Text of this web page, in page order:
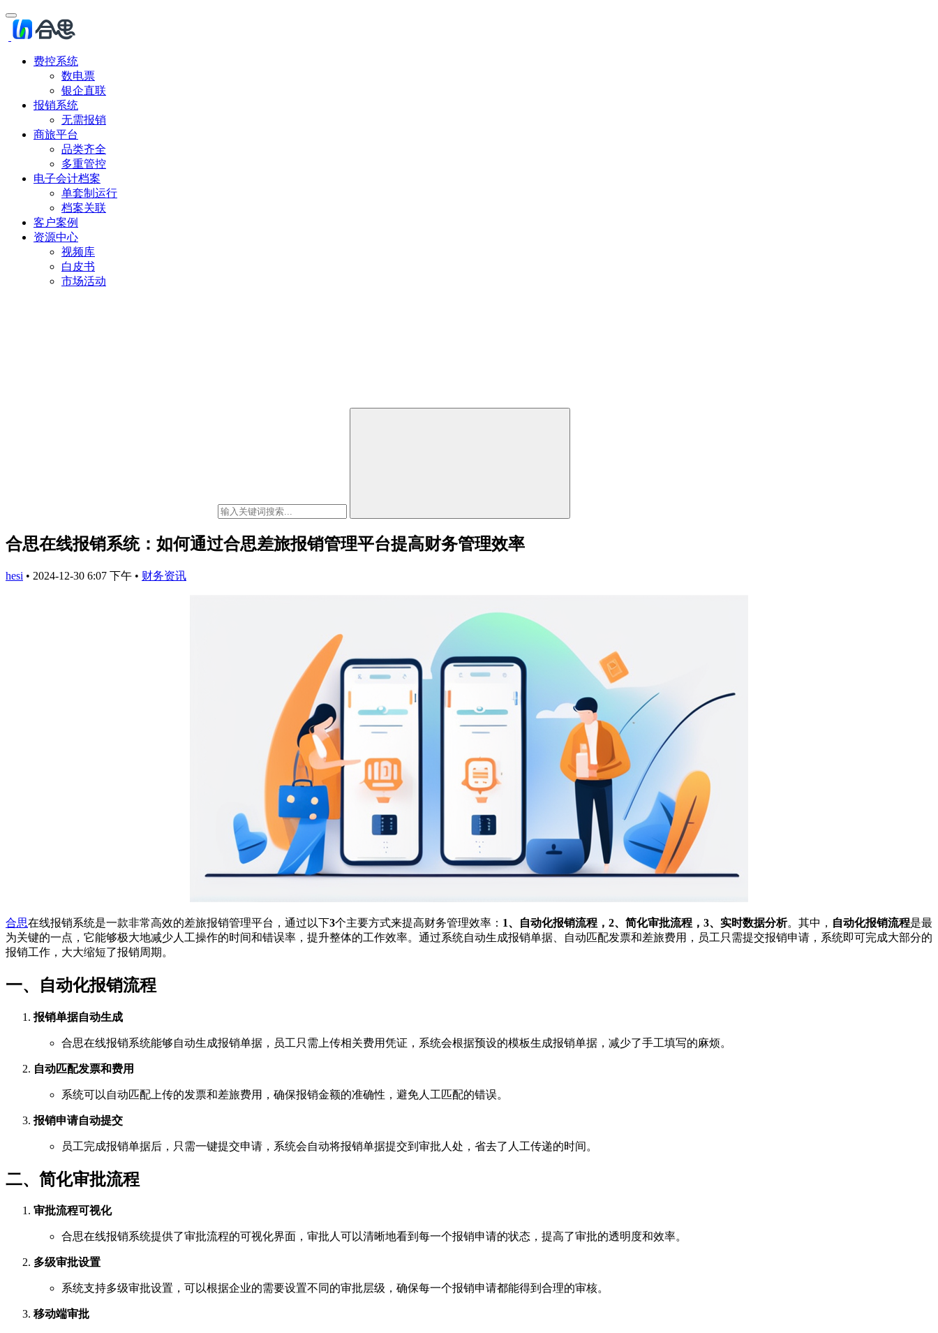
费控系统
数电票
银企直联
报销系统
无需报销
商旅平台
品类齐全
多重管控
电子会计档案
单套制运行
档案关联
客户案例
资源中心
视频库
白皮书
市场活动
合思在线报销系统：如何通过合思差旅报销管理平台提高财务管理效率
hesi • 2024-12-30 6:07 下午 • 财务资讯
合思在线报销系统是一款非常高效的差旅报销管理平台，通过以下3个主要方式来提高财务管理效率： 1、自动化报销流程，2、简化审批流程，3、实时数据分析。其中， 自动化报销流程是最
为关键的一点，它能够极大地减少人工操作的时间和错误率，提升整体的工作效率。通过系统自动生成报销单据、自动匹配发票和差旅费用，员工只需提交报销申请，系统即可完成大部分的
报销工作，大大缩短了报销周期。
一、自动化报销流程
报销单据自动生成
合思在线报销系统能够自动生成报销单据，员工只需上传相关费用凭证，系统会根据预设的模板生成报销单据，减少了手工填写的麻烦。
自动匹配发票和费用
系统可以自动匹配上传的发票和差旅费用，确保报销金额的准确性，避免人工匹配的错误。
报销申请自动提交
员工完成报销单据后，只需一键提交申请，系统会自动将报销单据提交到审批人处，省去了人工传递的时间。
二、简化审批流程
审批流程可视化
合思在线报销系统提供了审批流程的可视化界面，审批人可以清晰地看到每一个报销申请的状态，提高了审批的透明度和效率。
多级审批设置
系统支持多级审批设置，可以根据企业的需要设置不同的审批层级，确保每一个报销申请都能得到合理的审核。
移动端审批